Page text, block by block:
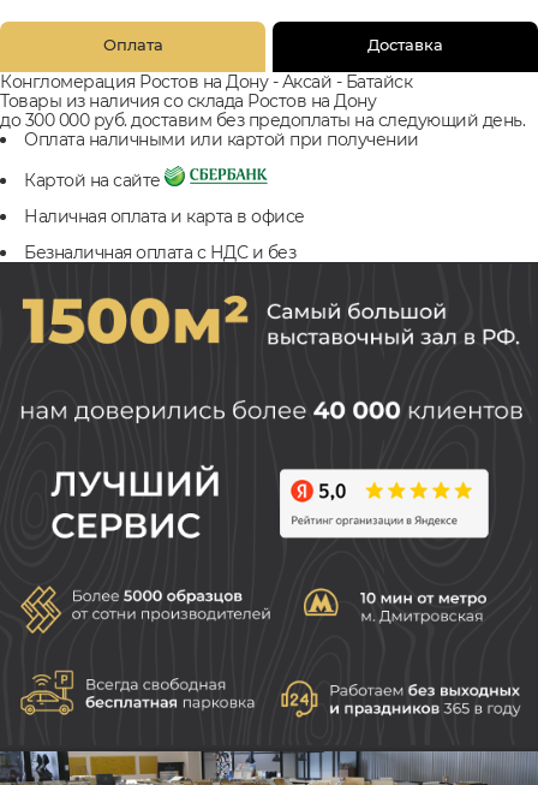
Оплата Доставка
Конгломерация Ростов на Дону - Аксай - Батайск
Товары из наличия со склада Ростов на Дону
до 300 000 руб. доставим без предоплаты на следующий день.
Оплата наличными или картой при получении
Картой на сайте
Наличная оплата и карта в офисе
Безналичная оплата с НДС и без